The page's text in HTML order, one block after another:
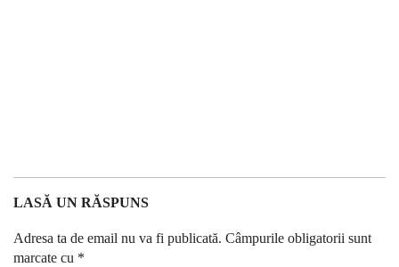
LASĂ UN RĂSPUNS
Adresa ta de email nu va fi publicată. Câmpurile obligatorii sunt
marcate cu *